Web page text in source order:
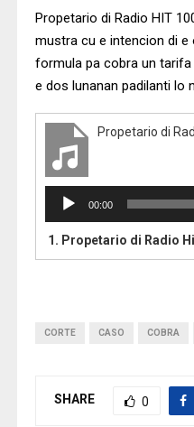
Propetario di Radio HIT
mustra cu e intencion di e
formula pa cobra un tarifa
e dos lunanan padilanti lo
Propetario di
d
a
00:00
1. Propetario di Radio
CORTE CASO COBRA
SHARE 0